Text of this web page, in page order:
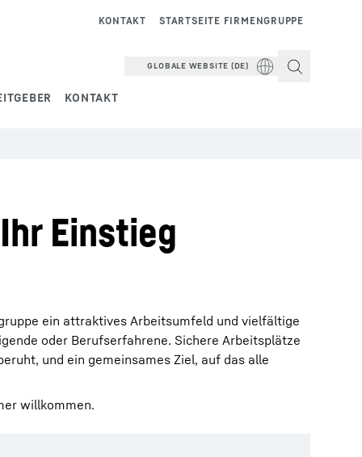
KONTAKT
STARTSEITE FIRMENGRUPPE
KONTAKT
GLOBALE WEBSITE (DE)
Einstieg
ein attraktives Arbeitsumfeld und vielfältige
oder Berufserfahrene. Sichere Arbeitsplätze
und ein gemeinsames Ziel, auf das alle
willkommen.